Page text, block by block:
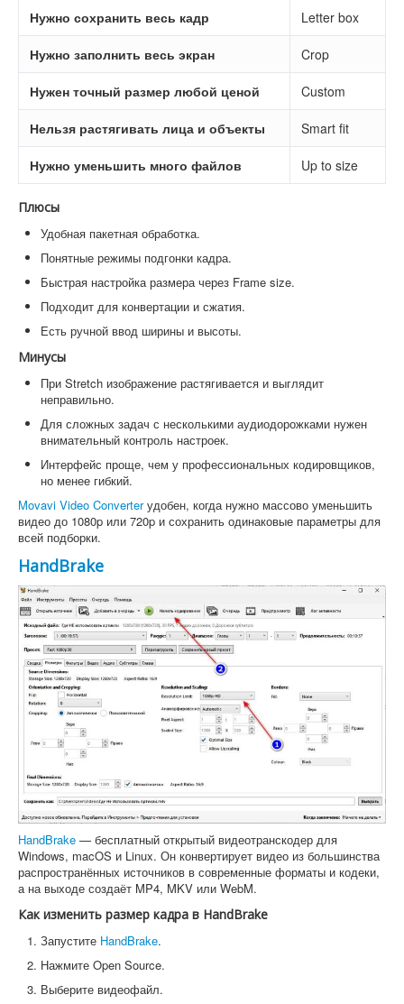
Нужно сохранить весь кадр Letter box
Нужно заполнить весь экран Crop
Нужен точный размер любой ценой Custom
Нельзя растягивать лица и объекты Smart fit
Нужно уменьшить много файлов Up to size
Плюсы
Удобная пакетная обработка.
Понятные режимы подгонки кадра.
Быстрая настройка размера через Frame size.
Подходит для конвертации и сжатия.
Есть ручной ввод ширины и высоты.
Минусы
При Stretch изображение растягивается и выглядит
неправильно.
Для сложных задач с несколькими аудиодорожками нужен
внимательный контроль настроек.
Интерфейс проще, чем у профессиональных кодировщиков,
но менее гибкий.
Movavi Video Converterудобен, когда нужно массово уменьшить
видео до 1080p или 720p и сохранить одинаковые параметры для
всей подборки.
HandBrake
HandBrake — бесплатный открытый видеотранскодер для
Windows, macOS и Linux. Он конвертирует видео из большинства
распространённых источников в современные форматы и кодеки,
а на выходе создаёт MP4, MKV или WebM.
Как изменить размер кадра в HandBrake
Запустите HandBrake.
Нажмите Open Source.
Выберите видеофайл.